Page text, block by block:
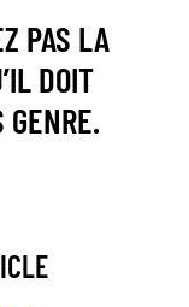
PAS LA
DOIT